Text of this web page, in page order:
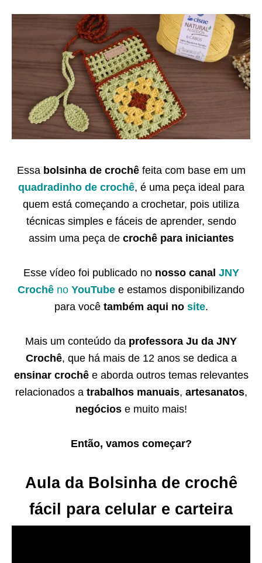
Essa bolsinha de crochêfeita com base em um
quadradinho de crochê, é uma peça ideal para
quem está começando a crochetar, pois utiliza
técnicas simples e fáceis de aprender, sendo
assim uma peça de crochê para iniciantes
Esse vídeo foi publicado no nosso canal JNY
Crochê no YouTube e estamos disponibilizando
para você também aqui no site.
Mais um conteúdo da professora Ju da JNY
Crochê, que há mais de 12 anos se dedica a
ensinar crochêe aborda outros temas relevantes
relacionados a trabalhos manuais, artesanatos,
negóciose muito mais!
Então, vamos começar?
Aula da Bolsinha de crochê
fácil para celular e carteira